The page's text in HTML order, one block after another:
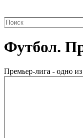
Футбол.
Премьер-лига - одно